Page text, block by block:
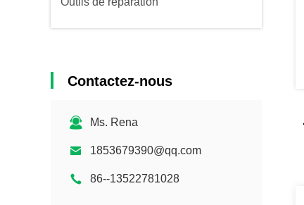
Contactez-nous
Ms. Rena
1853679390@qq.com
86--13522781028